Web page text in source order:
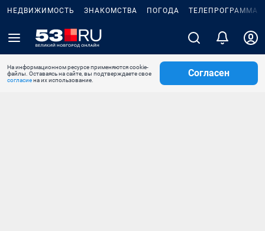
НЕДВИЖИМОСТЬ ЗНАКОМСТВА ПОГОДА ТЕЛЕПРОГРАММА
На информационном ресурсе применяются cookie-
файлы. Оставаясь на сайте, вы подтверждаете свое
согласиена их использование.
Согласен